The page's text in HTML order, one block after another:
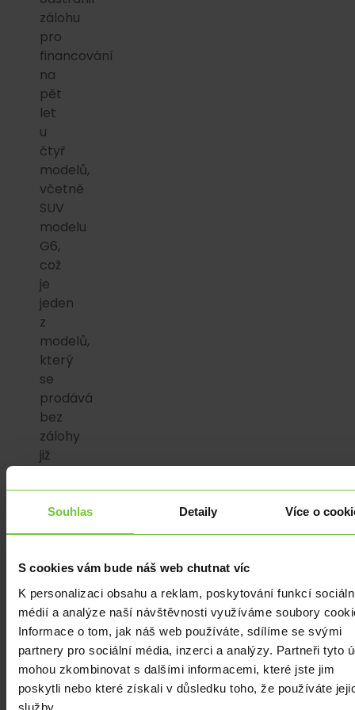
Souhlas Detaily Více o
S cookies vám bude náš web chutnat víc
K personalizaci obsahu a reklam, poskytování funkcí
médií a analýze naší návštěvnosti využíváme soubory
Informace o tom, jak náš web používáte, sdílíme se svými
partnery pro sociální média, inzerci a analýzy. Partneři tyto
mohou zkombinovat s dalšími informacemi, které jste jim
poskytli nebo které získali v důsledku toho, že používáte
služby.
zálohu
pro
financování
na
pět
let
u
čtyř
modelů,
včetně
SUV
modelu
G6,
což
je
jeden
z
modelů,
který
se
prodává
bez
zálohy
již
prosince.
Další
značka,
Nio,
následovala
příklad
Xpengu
a
nabídla
vlastní